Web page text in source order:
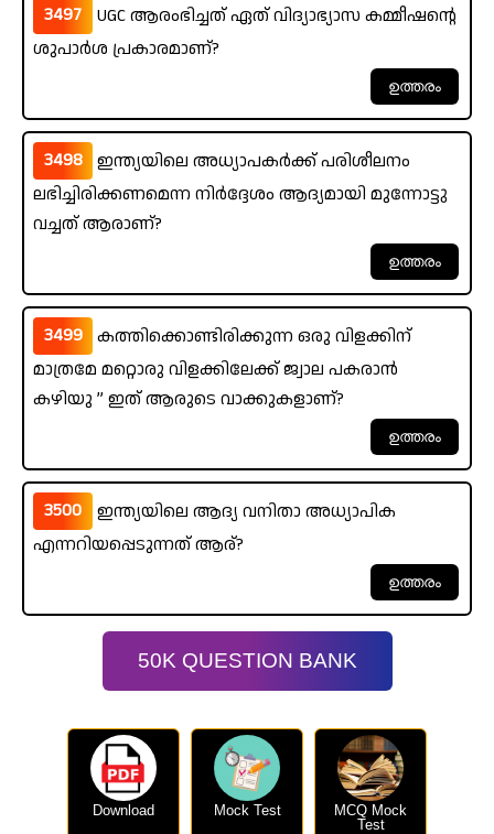
3497
UGC ആരംഭിച്ചത് ഏത് വിദ്യാഭ്യാസ കമ്മീഷന്റെ
ശുപാർശ പ്രകാരമാണ്?
3498 ഇന്ത്യയിലെ അധ്യാപകർക്ക് പരിശീലനം
ലഭിച്ചിരിക്കണമെന്ന നിർദ്ദേശം ആദ്യമായി മുന്നോട്ടു
വച്ചത് ആരാണ്?
3499 കത്തിക്കൊണ്ടിരിക്കുന്ന ഒരു വിളക്കിന്
മാത്രമേ മറ്റൊരു വിളക്കിലേക്ക് ജ്വാല പകരാൻ
കഴിയു ” ഇത് ആരുടെ വാക്കുകളാണ്?
3500
ഇന്ത്യയിലെ ആദ്യ വനിതാ അധ്യാപിക
എന്നറിയപ്പെടുന്നത് ആര്?
50K QUESTION BANK
Download Mock Test
MCQ Mock
Test